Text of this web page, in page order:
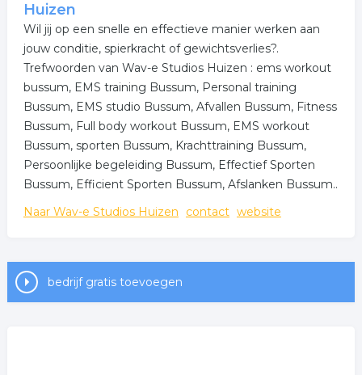
Huizen
Wil jij op een snelle en effectieve manier werken aan
jouw conditie, spierkracht of gewichtsverlies?.
Trefwoorden van Wav-e Studios Huizen : ems workout
bussum, EMS training Bussum, Personal training
Bussum, EMS studio Bussum, Afvallen Bussum, Fitness
Bussum, Full body workout Bussum, EMS workout
Bussum, sporten Bussum, Krachttraining Bussum,
Persoonlijke begeleiding Bussum, Effectief Sporten
Bussum, Efficient Sporten Bussum, Afslanken Bussum..
Naar Wav-e Studios Huizen
contact website
bedrijf gratis toevoegen